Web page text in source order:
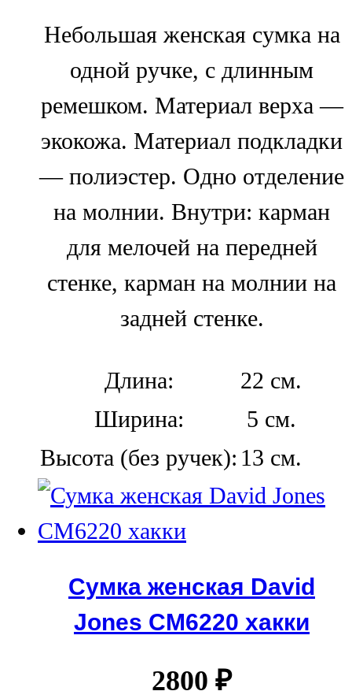
Небольшая женская сумка на
одной ручке, с длинным
ремешком. Материал верха —
экокожа. Материал подкладки
— полиэстер. Одно отделение
на молнии. Внутри: карман
для мелочей на передней
стенке, карман на молнии на
задней стенке.
Длина:
22 см.
Ширина:
5 см.
Высота (без ручек): 13 см.
Сумка женская David
Jones СМ6220 хакки
2800 ₽